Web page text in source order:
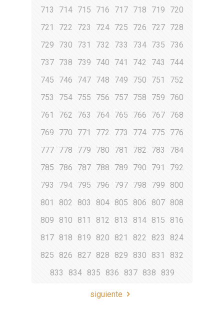
713
714 715 716 717 718 719
720
721
722 723 724 725 726 727 728
729
730 731 732 733 734 735
736
737 738 739 740 741 742 743
744
745
746 747 748 749 750 751
752
753
754 755 756 757 758 759
760
761
762 763 764 765 766 767 768
769
770 771 772 773 774 775
776
777 778 779 780 781 782 783
784
785
786 787 788 789 790 791
792
793
794 795 796 797 798 799
800
801
802 803 804 805 806 807 808
809
810 811 812 813 814 815
816
817 818 819 820 821 822 823
824
825
826 827 828 829 830 831
832
833
834 835 836 837 838 839
siguiente